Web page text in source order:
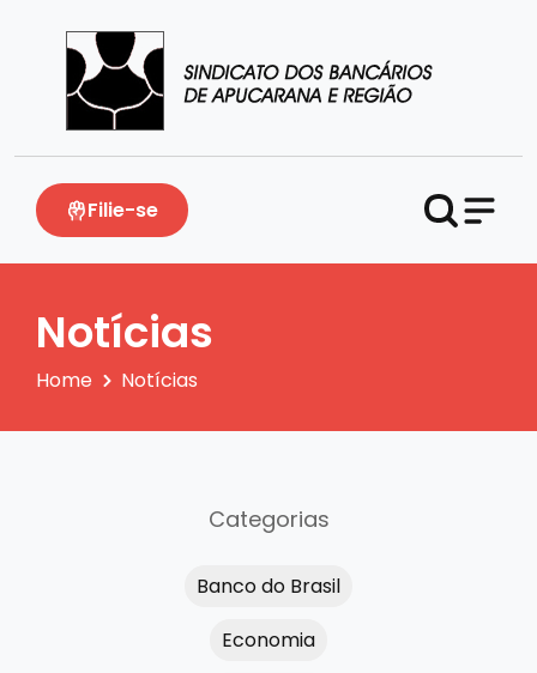
Filie-se
Notícias
Home Notícias
Categorias
Banco do Brasil
Economia